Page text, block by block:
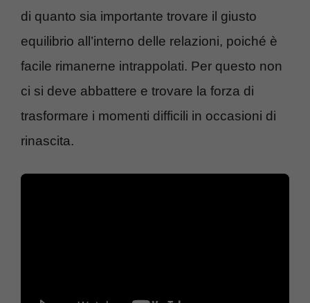
di quanto sia importante trovare il giusto
equilibrio all’interno delle relazioni, poiché è
facile rimanerne intrappolati. Per questo non
ci si deve abbattere e trovare la forza di
trasformare i momenti difficili in occasioni di
rinascita.